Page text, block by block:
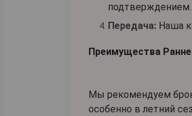
подтверждением.
Передача: Наша
Преимущества
Мы рекомендуем
особенно в летний